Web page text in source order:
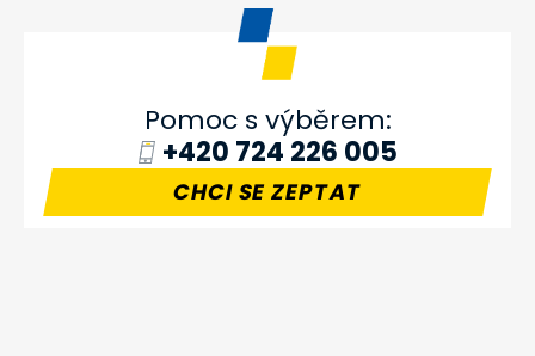
Pomoc s výběrem:
+420 724 226 005
CHCI SE ZEPTAT